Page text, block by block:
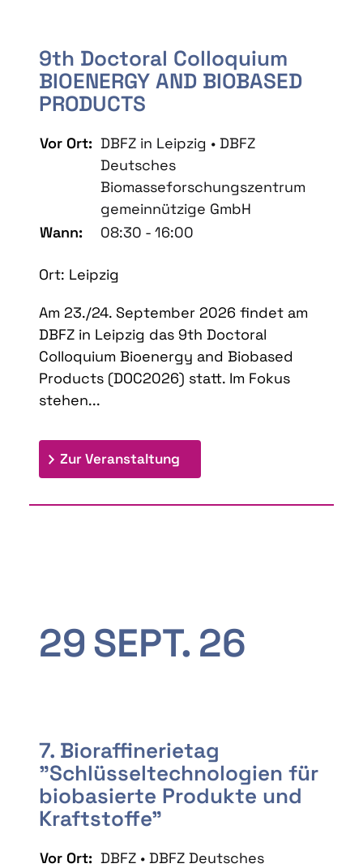
9th Doctoral Colloquium
BIOENERGY AND BIOBASED
PRODUCTS
Vor Ort: DBFZ in Leipzig • DBFZ
Deutsches
Biomasseforschungszentrum
gemeinnützige GmbH
Wann:
08:30 - 16:00
Ort: Leipzig
Am 23./24. September 2026 findet am
DBFZ in Leipzig das 9th Doctoral
Colloquium Bioenergy and Biobased
Products (DOC2026) statt. Im Fokus
stehen...
Zur Veranstaltung
29SEPT. 26
7. Bioraffinerietag
"Schlüsseltechnologien für
biobasierte Produkte und
Kraftstoffe"
Vor Ort: DBFZ • DBFZ Deutsches